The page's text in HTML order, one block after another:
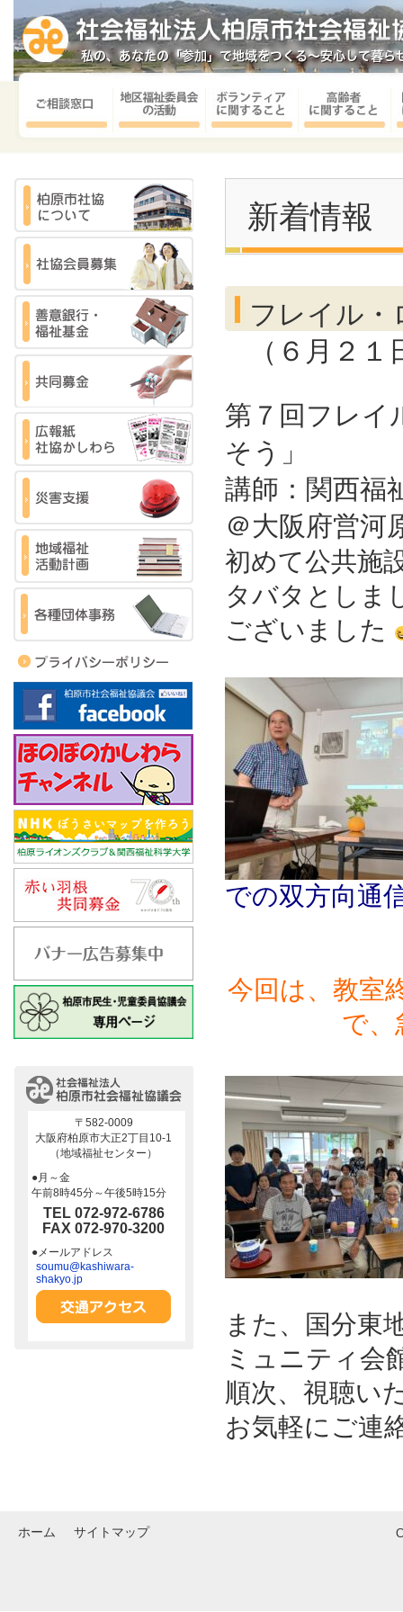
新着情報
フレイル・
（６月２１
第７回フレイ
そう」
講師：関西
＠大阪府営河
初めて公共施
タバタとしま
ございました
での双方向通
今回は、教室
で、
また、国分東
ミュニティ会
順次、視聴い
お気軽にご連
〒582-0009
大阪府柏原市大正2丁目10-1
（地域福祉センター）
●月～金
午前8時45分～午後5時15分
TEL 072-972-6786
FAX 072-970-3200
●メールアドレス
soumu@kashiwara-
shakyo.jp
ホーム サイトマップ